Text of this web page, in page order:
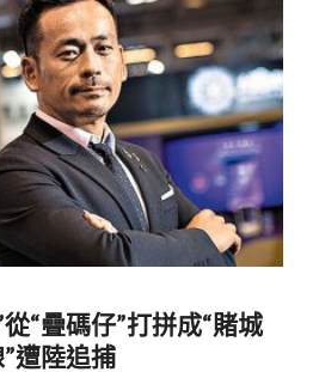
“疊碼仔”打拼成“賭城
遭陸追捕